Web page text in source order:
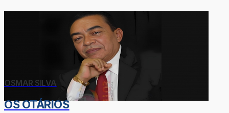
OSMAR SILVA
OS OTÁRIOS